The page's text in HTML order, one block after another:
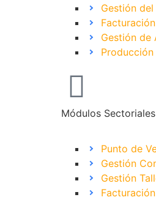
Gestión
Facturación
Gestión de
Producción
Módulos Sectoriales
Punto de
Gestión
Gestión